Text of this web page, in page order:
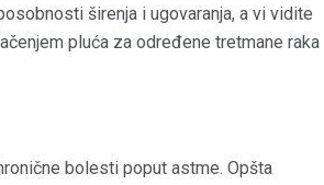
širenja i ugovaranja, a vi vidite
pluća za određene tretmane raka
bolesti poput astme. Opšta